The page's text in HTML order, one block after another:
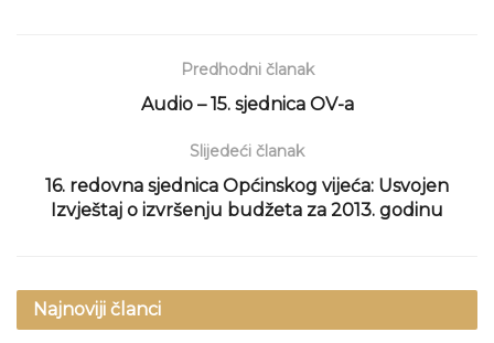
Predhodni članak
Audio – 15. sjednica OV-a
Slijedeći članak
16. redovna sjednica Općinskog vijeća: Usvojen
Izvještaj o izvršenju budžeta za 2013. godinu
Najnoviji članci